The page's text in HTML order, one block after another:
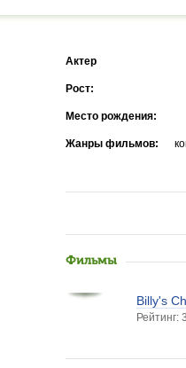
Актер
Рост:
Место рождения:
Жанры фильмов:
Фильмы
Billy's
Рейтинг: 3